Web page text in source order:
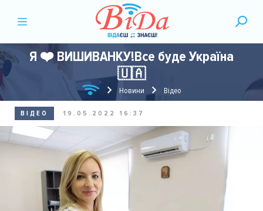
Я ❤️ ВИШИВАНКУ!Все буде Україна
🇺🇦
Новини Відео
ВІДЕО 19.05.2022 16:37